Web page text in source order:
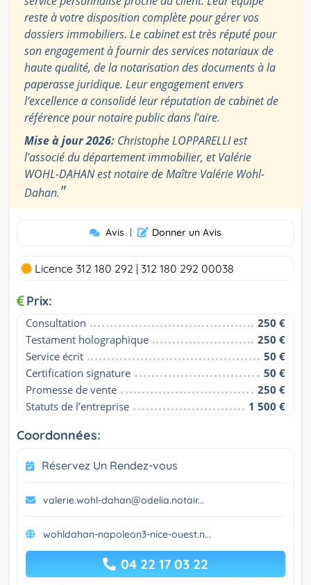
reste à votre disposition complète pour gérer vos
dossiers immobiliers. Le cabinet est très réputé pour
son engagement à fournir des services notariaux de
haute qualité, de la notarisation des documents à la
paperasse juridique. Leur engagement envers
l’excellence a consolidé leur réputation de cabinet de
référence pour notaire public dans l’aire.
Mise à jour 2026: Christophe LOPPARELLI est
l’associé du département immobilier, et Valérie
WOHL-DAHAN est notaire de Maître Valérie Wohl-
Dahan."
Avis | Donner un Avis
Licence 312 180 292 | 312 180 292 00038
Prix:
Consultation
250 €
Testament holographique
250 €
Service écrit
50 €
Certification signature
50 €
Promesse de vente
250 €
Statuts de l’entreprise
1 500 €
Coordonnées:
Réservez Un Rendez-vous
valerie.wohl-dahan@odelia.notair...
wohldahan-napoleon3-nice-ouest.n...
04 22 17 03 22